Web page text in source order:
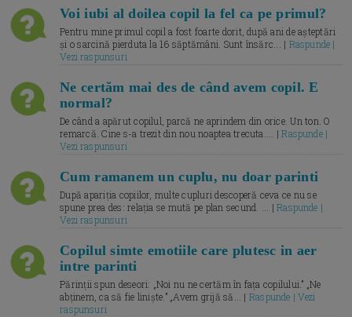
Voi iubi al doilea copil la fel ca pe primul?
Pentru mine primul copil a fost foarte dorit, după ani de așteptări
și o sarcină pierduta la 16 săptămâni. Sunt însărc... | Raspunde |
Vezi raspunsuri
Ne certăm mai des de când avem copil. E
normal?
De când a apărut copilul, parcă ne aprindem din orice. Un ton. O
remarcă. Cine s-a trezit din nou noaptea trecuta.... |Raspunde |
Vezi raspunsuri
Cum ramanem un cuplu, nu doar parinti
După apariția copiilor, multe cupluri descoperă ceva ce nu se
spune prea des: relația se mută pe plan secund. ... |Raspunde |
Vezi raspunsuri
Copilul simte emotiile care plutesc in aer
intre parinti
Părinții spun deseori: „Noi nu ne certăm în fața copilului.” „Ne
abținem, ca să fie liniște.” „Avem grijă să... | Raspunde | Vezi
raspunsuri